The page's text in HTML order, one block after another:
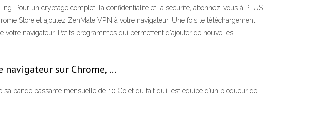
Pour un cryptage complet, la confidentialité et la sécurité, abonnez-vous à PLUS.
Store et ajoutez ZenMate VPN à votre navigateur. Une fois le téléchargement
navigateur. Petits programmes qui permettent d'ajouter de nouvelles
navigateur sur Chrome, …
bande passante mensuelle de 10 Go et du fait qu’il est équipé d’un bloqueur de